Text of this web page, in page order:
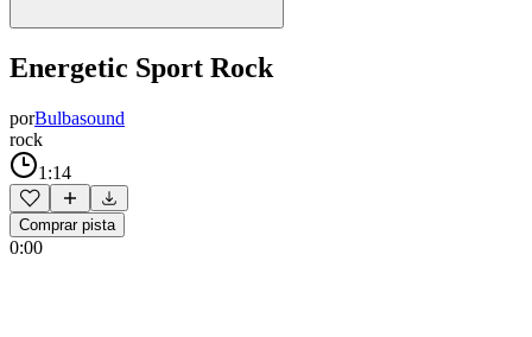
Energetic Sport Rock
porBulbasound
rock
1:14
Comprar pista
0:00